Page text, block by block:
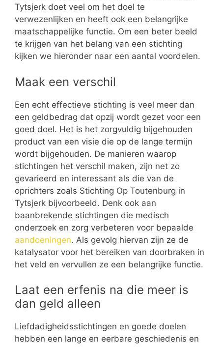
Tytsjerk doet veel om het doel te
verwezenlijken en heeft ook een belangrijke
maatschappelijke functie. Om een beter beeld
te krijgen van het belang van een stichting
kijken we hieronder naar een aantal voordelen.
Maak een verschil
Een echt effectieve stichting is veel meer dan
een geldbedrag dat opzij wordt gezet voor een
goed doel. Het is het zorgvuldig bijgehouden
product van een visie die op de lange termijn
wordt bijgehouden. De manieren waarop
stichtingen het verschil maken, zijn net zo
gevarieerd en interessant als die van de
oprichters zoals Stichting Op Toutenburg in
Tytsjerk bijvoorbeeld. Denk ook aan
baanbrekende stichtingen die medisch
onderzoek en zorg verbeteren voor bepaalde
aandoeningen. Als gevolg hiervan zijn ze de
katalysator voor het bereiken van doorbraken in
het veld en vervullen ze een belangrijke functie.
Laat een erfenis na die meer is
dan geld alleen
Liefdadigheidsstichtingen en goede doelen
hebben een lange en eerbare geschiedenis en